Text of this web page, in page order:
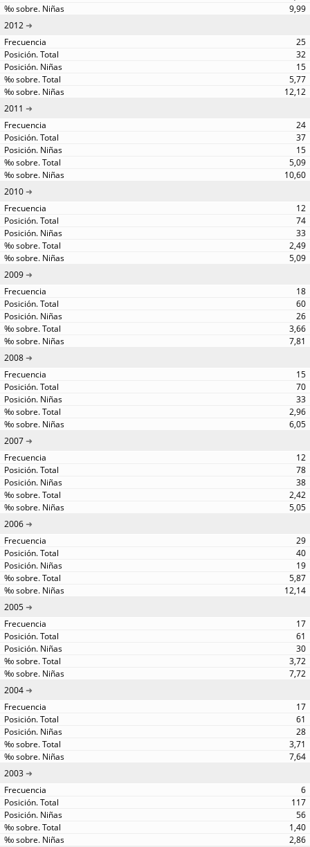
9,99
2012
25
32
15
5,77
12,12
2011
24
37
15
5,09
10,60
2010
12
74
33
2,49
5,09
2009
18
60
26
3,66
7,81
2008
15
70
33
2,96
6,05
2007
12
78
38
2,42
5,05
2006
29
40
19
5,87
12,14
2005
17
61
30
3,72
7,72
2004
17
61
28
3,71
7,64
2003
6
117
56
1,40
2,86